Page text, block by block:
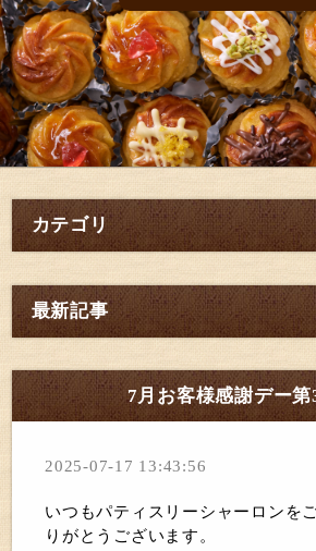
カテゴリ
最新記事
7月お客様感謝デー第
2025-07-17 13:43:56
いつもパティスリーシャーロンを
りがとうございます。